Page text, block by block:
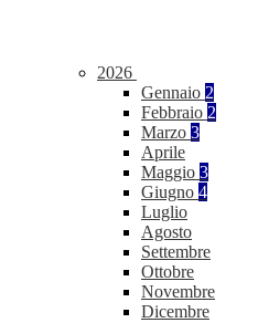
2026
Gennaio 2
Febbraio 2
Marzo 3
Aprile
Maggio 3
Giugno 4
Luglio
Agosto
Settembre
Ottobre
Novembre
Dicembre